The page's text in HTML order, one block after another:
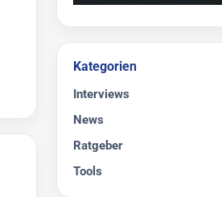
Kategorien
Interviews
News
Ratgeber
Tools